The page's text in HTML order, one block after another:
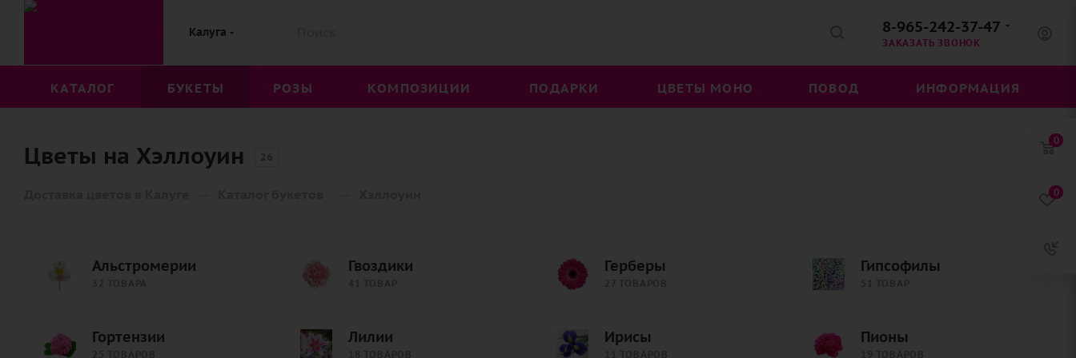
Калуга 8-965-242-37-47
ЗАКАЗАТЬ ЗВОНОК
КАТАЛОГ БУКЕТЫ РОЗЫ КОМПОЗИЦИИ ПОДАРКИ ЦВЕТЫ МОНО ПОВОД ИНФОРМАЦИЯ
Цветы на Хэллоуин
Альстромерии Гвоздики Герберы Гипсофилы
Гортензии Лилии Ирисы Пионы
0
0